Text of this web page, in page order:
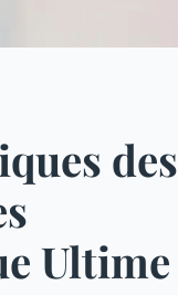
des
Ultime